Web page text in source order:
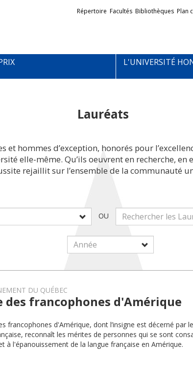
Liens
externes
Répertoire Facultés Bibliothèques Plan
L'UNIVERSITÉ
Lauréats
et hommes d’exception, honorés pour
elle-même. Qu’ils oeuvrent en recherche, en
rejaillit sur l’ensemble de la communauté
OU
DU QUÉBEC
des francophones d'Amérique
francophones d'Amérique, dont l’insigne est décerné par
reconnaît les mérites de personnes qui se sont
à l'épanouissement de la langue française en Amérique.